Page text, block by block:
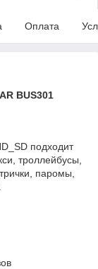
Оплата
BUS301
подходит
троллейбусы,
паромы,